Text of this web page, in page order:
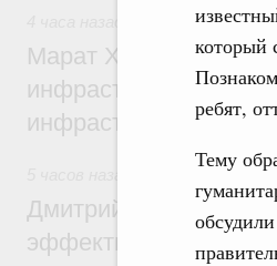
который
ребят,
Тему
Бюджеты
Марат Хуснуллин: 15
инфраструктуры
инфраструктурным
Развитие
Дмитрий Патрушев:
эффективность